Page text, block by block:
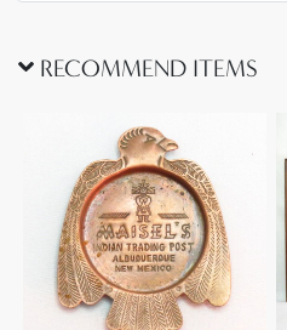
RECOMMEND ITEMS